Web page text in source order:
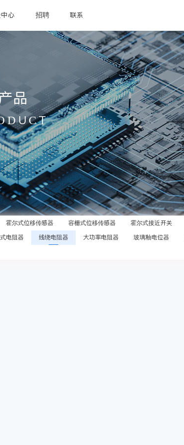
心 招聘 联系
品
霍尔式位移传感器 容栅式位移传感器 霍尔式接近开关
电阻器 线绕电阻器 大功率电阻器 玻璃釉电位器